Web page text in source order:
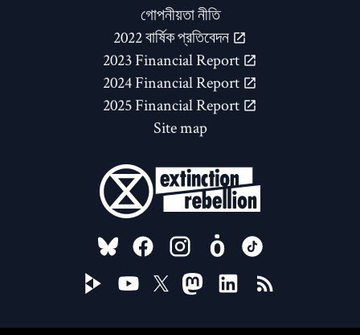
গোপনীয়তা নীতি
2022 বার্ষিক প্রতিবেদন
2023 Financial Report
2024 Financial Report
2025 Financial Report
Site map
FOLLOW US ON